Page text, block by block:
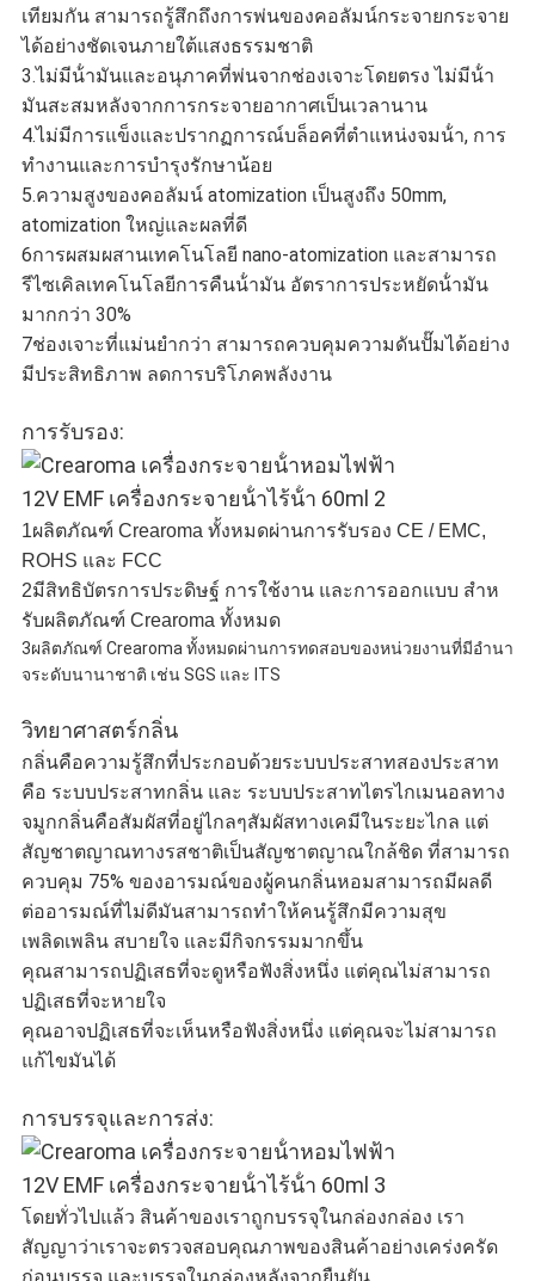
เทียมกัน สามารถรู้สึกถึงการพ่นของคอลัมน์กระจายกระจาย
ได้อย่างชัดเจนภายใต้แสงธรรมชาติ
3.ไม่มีน้ํามันและอนุภาคที่พ่นจากช่องเจาะโดยตรง ไม่มีน้ํา
มันสะสมหลังจากการกระจายอากาศเป็นเวลานาน
4.ไม่มีการแข็งและปรากฏการณ์บล็อคที่ตําแหน่งจมน้ํา, การ
ทํางานและการบํารุงรักษาน้อย
5.ความสูงของคอลัมน์ atomization เป็นสูงถึง 50mm,
atomization ใหญ่และผลที่ดี
6การผสมผสานเทคโนโลยี nano-atomization และสามารถ
รีไซเคิลเทคโนโลยีการคืนน้ํามัน อัตราการประหยัดน้ํามัน
มากกว่า 30%
7ช่องเจาะที่แม่นยํากว่า สามารถควบคุมความดันปั๊มได้อย่าง
มีประสิทธิภาพ ลดการบริโภคพลังงาน
การรับรอง:
1ผลิตภัณฑ์ Crearoma ทั้งหมดผ่านการรับรอง CE / EMC,
ROHS และ FCC
2มีสิทธิบัตรการประดิษฐ์ การใช้งาน และการออกแบบ สําห
รับผลิตภัณฑ์ Crearoma ทั้งหมด
3ผลิตภัณฑ์ Crearoma ทั้งหมดผ่านการทดสอบของหน่วยงานที่มีอํานา
จระดับนานาชาติ เช่น SGS และ ITS
วิทยาศาสตร์กลิ่น
กลิ่นคือความรู้สึกที่ประกอบด้วยระบบประสาทสองประสาท
คือ ระบบประสาทกลิ่น และ ระบบประสาทไตรไกเมนอลทาง
จมูกกลิ่นคือสัมผัสที่อยู่ไกลๆสัมผัสทางเคมีในระยะไกล แต่
สัญชาตญาณทางรสชาติเป็นสัญชาตญาณใกล้ชิด ที่สามารถ
ควบคุม 75% ของอารมณ์ของผู้คนกลิ่นหอมสามารถมีผลดี
ต่ออารมณ์ที่ไม่ดีมันสามารถทําให้คนรู้สึกมีความสุข
เพลิดเพลิน สบายใจ และมีกิจกรรมมากขึ้น
คุณสามารถปฏิเสธที่จะดูหรือฟังสิ่งหนึ่ง แต่คุณไม่สามารถ
ปฏิเสธที่จะหายใจ
คุณอาจปฏิเสธที่จะเห็นหรือฟังสิ่งหนึ่ง แต่คุณจะไม่สามารถ
แก้ไขมันได้
การบรรจุและการส่ง:
โดยทั่วไปแล้ว สินค้าของเราถูกบรรจุในกล่องกล่อง เรา
สัญญาว่าเราจะตรวจสอบคุณภาพของสินค้าอย่างเคร่งครัด